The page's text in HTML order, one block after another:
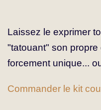
Laissez le exprimer
"tatouant" son
forcement unique...
Commander le kit